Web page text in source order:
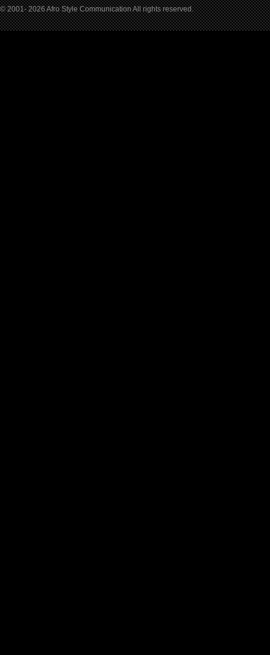
© 2001- 2026 Afro Style Communication All rights reserved.